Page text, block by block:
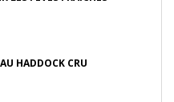
HADDOCK CRU